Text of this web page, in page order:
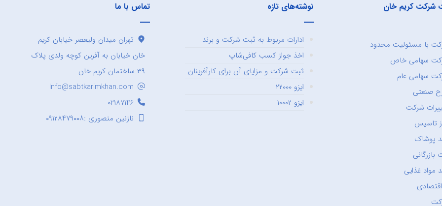
شرکت کریم خان
با مسئولیت محدود
سهامی خاص
سهامی عام
صنعتی
شرکت
تاسیس
پوشاک
بازرگانی
مواد غذایی
نوشته‌های تازه
ادارات مربوط به ثبت شرکت و برند
اخذ جواز کسب کافی‌شاپ
ثبت شرکت و مزایای آن برای کارآفرینان
ایزو ۲۲۰۰۰
ایزو ۱۰۰۰۲
تماس با ما
تهران میدان ولیعصر خیابان کریم
خان خیابان به آفرین کوچه ولدی پلاک
۳۹ ساختمان کریم خان
Info@sabtkarimkhan.com
۰۲۱۸۷۱۴۶
نازنین منصوری :۰۹۱۲۸۴۷۹۰۰۸